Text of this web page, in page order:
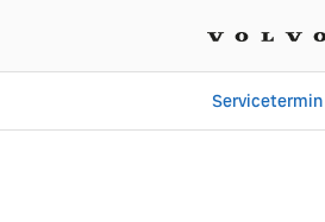
Servicetermin